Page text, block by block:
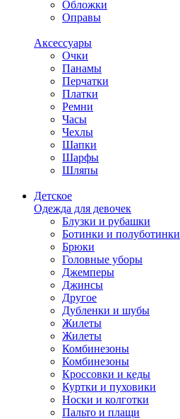
Обложки
Оправы
Аксессуары
Очки
Панамы
Перчатки
Платки
Ремни
Часы
Чехлы
Шапки
Шарфы
Шляпы
Детское
Одежда для девочек
Блузки и рубашки
Ботинки и полуботинки
Брюки
Головные уборы
Джемперы
Джинсы
Другое
Дубленки и шубы
Жилеты
Жилеты
Комбинезоны
Комбинезоны
Кроссовки и кеды
Куртки и пуховики
Носки и колготки
Пальто и плащи